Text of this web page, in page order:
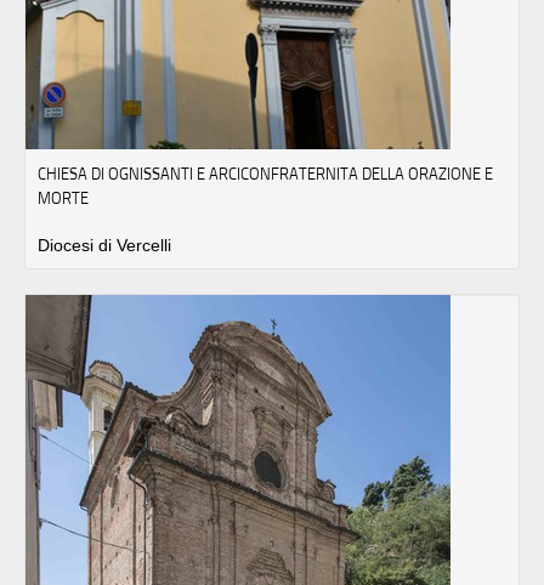
CHIESA DI OGNISSANTI E ARCICONFRATERNITA DELLA ORAZIONE E
MORTE
Diocesi di Vercelli